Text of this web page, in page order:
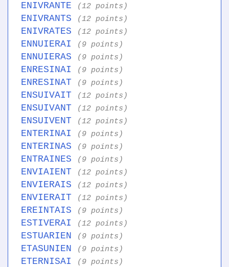
ENIVRANTE (12 points)
ENIVRANTS (12 points)
ENIVRATES (12 points)
ENNUIERAI (9 points)
ENNUIERAS (9 points)
ENRESINAI (9 points)
ENRESINAT (9 points)
ENSUIVAIT (12 points)
ENSUIVANT (12 points)
ENSUIVENT (12 points)
ENTERINAI (9 points)
ENTERINAS (9 points)
ENTRAINES (9 points)
ENVIAIENT (12 points)
ENVIERAIS (12 points)
ENVIERAIT (12 points)
EREINTAIS (9 points)
ESTIVERAI (12 points)
ESTUARIEN (9 points)
ETASUNIEN (9 points)
ETERNISAI (9 points)